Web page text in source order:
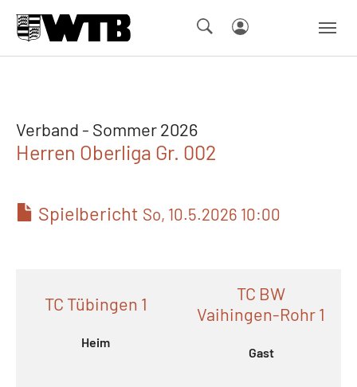
Verband - Sommer 2026
Herren Oberliga Gr. 002
Spielbericht So, 10.5.2026 10:00
TC Tübingen 1
Heim
TC BW
Vaihingen-Rohr 1
Gast